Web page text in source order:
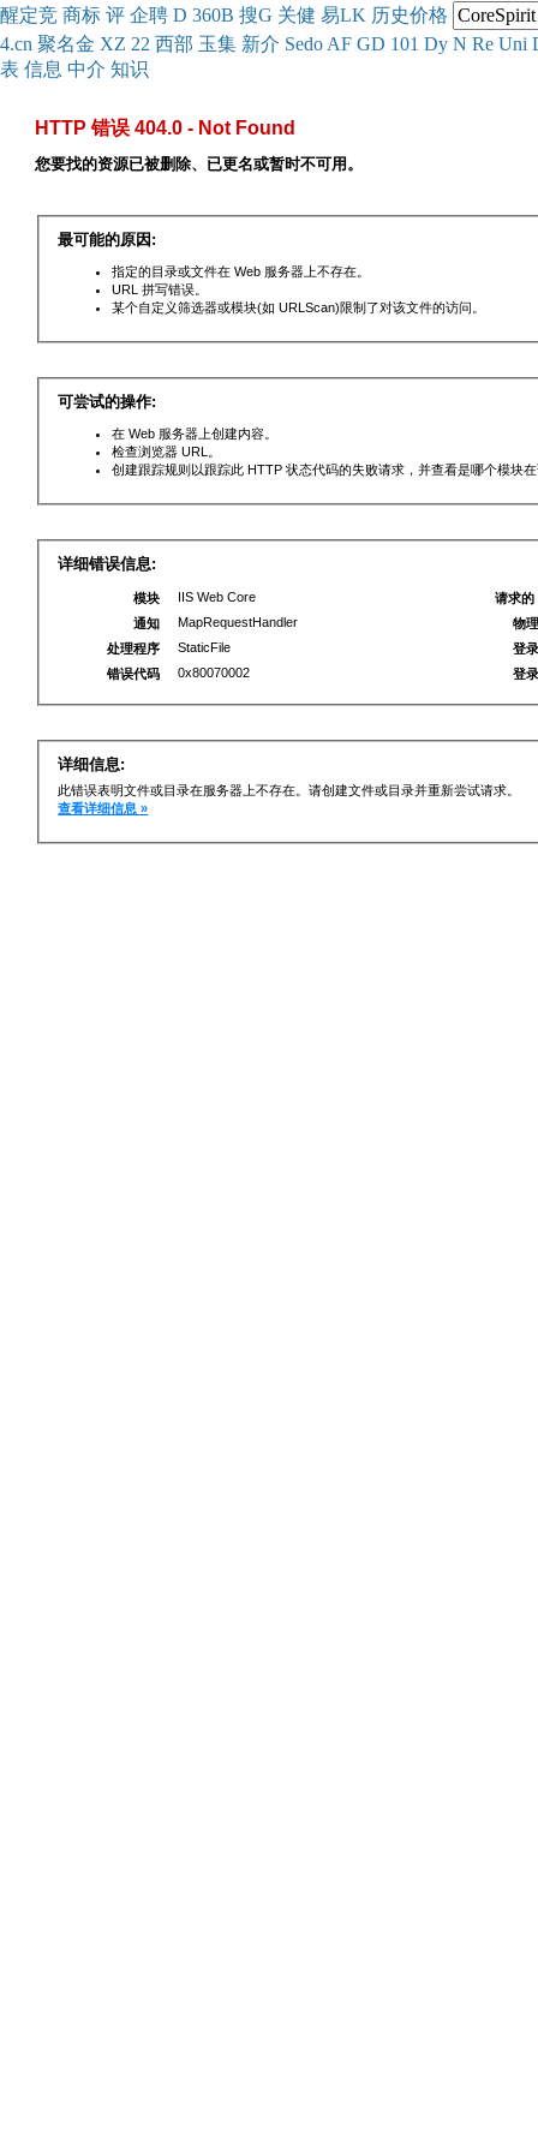
醒定竞 商标 评 企聘 D 360B 搜G 关健 易LK 历史价格
4.cn 聚名金 XZ 22 西部 玉集 新介 Sedo AF GD 101 Dy N Re Uni
表 信息 中介 知识